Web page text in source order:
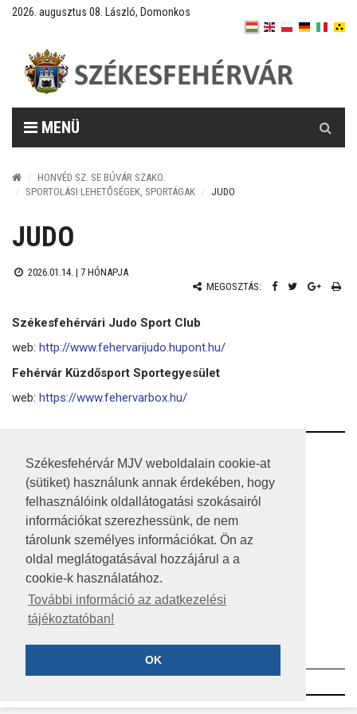
Székesfehérvár MJV weboldalain cookie-at
(sütiket) használunk annak érdekében, hogy
felhasználóink oldallátogatási szokásairól
információkat szerezhessünk, de nem
tárolunk személyes információkat. Ön az
oldal meglátogatásával hozzájárul a a
cookie-k használatához.
További információ az adatkezelési
tájékoztatóban!
OK
2026. augusztus 08. László, Domonkos
MENÜ
HONVÉD SZ. SE BÚVÁR SZAKO.
SPORTOLÁSI LEHETŐSÉGEK, SPORTÁGAK
JUDO
JUDO
2026.01.14. | 7 HÓNAPJA
MEGOSZTÁS:
Székesfehérvári Judo Sport Club
web: http://www.fehervarijudo.hupont.hu/
Fehérvár Küzdősport Sportegyesület
web: https://www.fehervarbox.hu/
RSS
A HONLAP 2017.03.31-I ÁLLAPOTA
JOGI NYILATKOZAT
IMPRESSZUM
MÉDIAAJÁNLAT
KÖZÉRDEKŰ ADATOK
ADATVÉDELEM